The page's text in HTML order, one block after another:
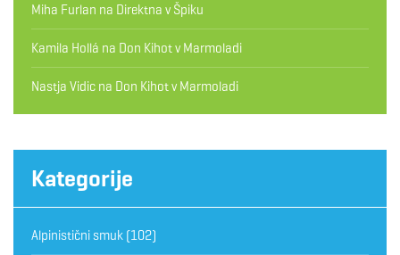
Miha Furlan na Direktna v Špiku
Kamila Hollá na Don Kihot v Marmoladi
Nastja Vidic na Don Kihot v Marmoladi
Kategorije
Alpinistični smuk (102)